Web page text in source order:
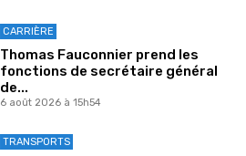
CARRIÈRE
Thomas Fauconnier prend les
fonctions de secrétaire général
de...
6 août 2026 à 15h54
TRANSPORTS